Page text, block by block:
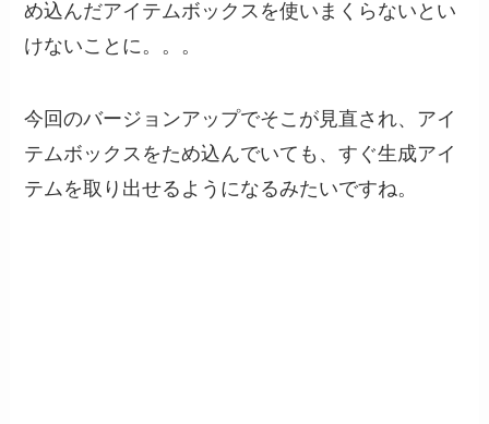
め込んだアイテムボックスを使いまくらないとい
けないことに。。。
今回のバージョンアップでそこが見直され、アイ
テムボックスをため込んでいても、すぐ生成アイ
テムを取り出せるようになるみたいですね。